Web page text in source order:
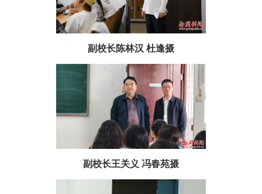
副校长陈林汉 杜逢摄
副校长王关义 冯春苑摄